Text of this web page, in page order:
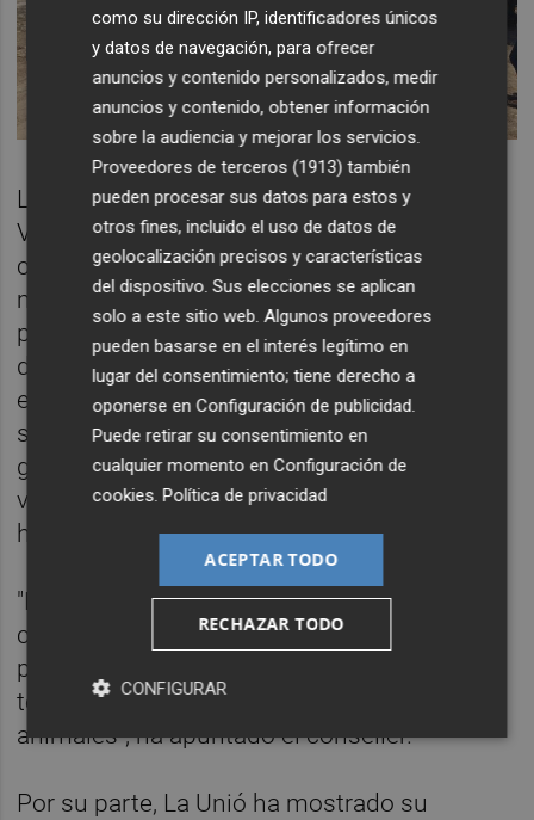
La "grave" sequía que afecta a la Comunitat
Valenciana está causando pérdidas en los
cultivos que ascienden a los casi 250
millones de euros, a lo que se une el
problema de la ganadería extensiva. La falta
de pastos naturales y de agua por los
efectos de la sequía provoca ya un
sobrecoste de más del 60 por ciento en los
ganaderos en extensivo -ovino-caprino y
vacuno- de la Comunitat Valenciana, según
ha informado el Consell en un comunicado.
"Los pastos están secos y deben recurrir
cada vez más a alimentación a través de
piensos, lo que encarece sus costes, y a
todo ello se une la falta de agua para los
animales", ha apuntado el conseller.
Por su parte, La Unió ha mostrado su
como su dirección IP, identificadores únicos
y datos de navegación, para ofrecer
anuncios y contenido personalizados, medir
anuncios y contenido, obtener información
sobre la audiencia y mejorar los servicios.
Proveedores de terceros (1913) también
pueden procesar sus datos para estos y
otros fines, incluido el uso de datos de
geolocalización precisos y características
del dispositivo. Sus elecciones se aplican
solo a este sitio web. Algunos proveedores
pueden basarse en el interés legítimo en
lugar del consentimiento; tiene derecho a
oponerse enConfiguración de publicidad
Puede retirar su consentimiento en
cualquier momento enConfiguración de
cookies .Política de privacidad
ACEPTAR TODO
RECHAZAR TODO
CONFIGURAR